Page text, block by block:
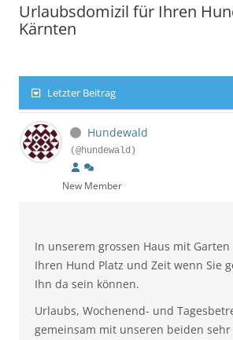
Urlaubsdomizil für Ihren
Kärnten
Letzter Beitrag
Hundewald
(@hundewald)
New Member
In unserem grossen Haus mit
Ihren Hund Platz und Zeit wenn Sie
Ihn da sein können.
Urlaubs, Wochenend- und
gemeinsam mit unseren beiden